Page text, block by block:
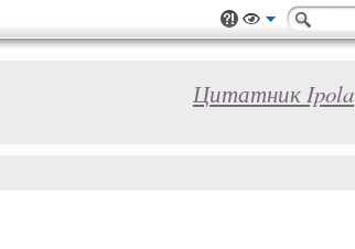
Цитатник Ipola